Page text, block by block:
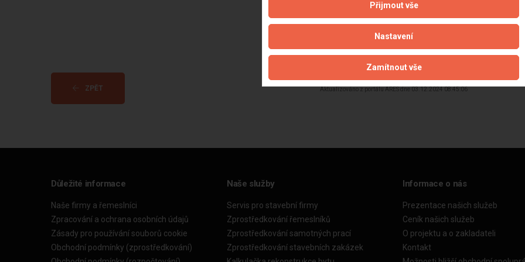
ZPĚT Aktualizováno z portálu ARES dne 03.12.2024 08:45:06
Důležité informace
Naše firmy a řemeslníci
Zpracování a ochrana osobních údajů
Zásady pro používání souborů cookie
Obchodní podmínky (zprostředkování)
Naše služby
Servis pro stavební firmy
Zprostředkování řemeslníků
Zprostředkování samotných prací
Zprostředkování stavebních zakázek
Informace o nás
Prezentace našich služeb
Ceník našich služeb
O projektu a o zakladateli
Kontakt
Přijmout vše
Nastavení
Zamítnout vše